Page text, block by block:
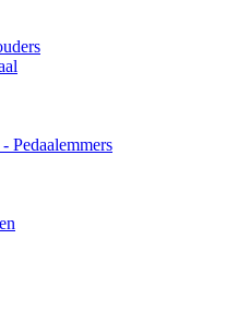
Pedaalemmers